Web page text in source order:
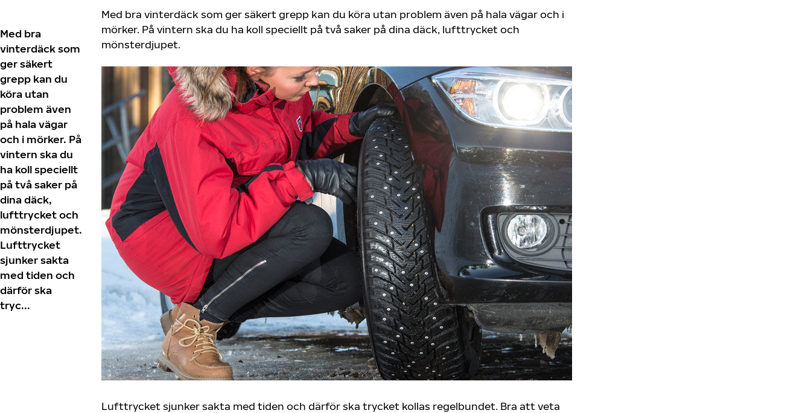
Med bra
vinterdäck som
ger säkert
grepp kan du
köra utan
problem även
på hala vägar
och i mörker. På
vintern ska du
ha koll speciellt
på två saker på
dina däck,
lufttrycket och
mönsterdjupet.
Lufttrycket
sjunker sakta
med tiden och
därför ska
tryc...
Med bra vinterdäck som ger säkert grepp kan du köra utan problem även på hala vägar och i
mörker. På vintern ska du ha koll speciellt på två saker på dina däck, lufttrycket och
mönsterdjupet.
Lufttrycket sjunker sakta med tiden och därför ska trycket kollas regelbundet. Bra att veta